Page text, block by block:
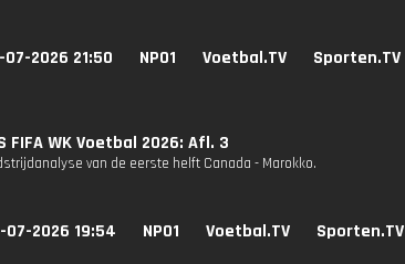
07-2026 21:50 NPO1 Voetbal.TV Sporten.TV
FIFA WK Voetbal 2026: Afl. 3
van de eerste helft Canada - Marokko.
07-2026 19:54 NPO1 Voetbal.TV Sporten.TV